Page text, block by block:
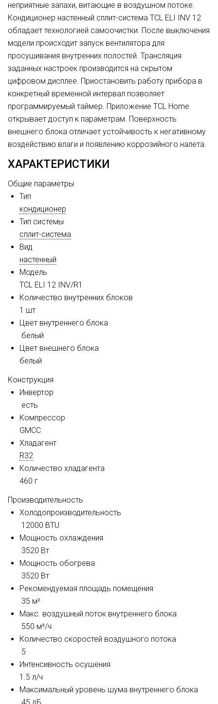
неприятные запахи, витающие в воздушном потоке.
Кондиционер настенный сплит-система TCL ELI INV 12
обладает технологией самоочистки. После выключения
модели происходит запуск вентилятора для
просушивания внутренних полостей. Трансляция
заданных настроек производится на скрытом
цифровом дисплее. Приостановить работу прибора в
конкретный временной интервал позволяет
программируемый таймер. Приложение TCL Home
открывает доступ к параметрам. Поверхность
внешнего блока отличает устойчивость к негативному
воздействию влаги и появлению коррозийного налета.
ХАРАКТЕРИСТИКИ
Общие параметры
Тип
кондиционер
Тип системы
сплит-система
Вид
настенный
Модель
TCL ELI 12 INV/R1
Количество внутренних блоков
1 шт
Цвет внутреннего блока
белый
Цвет внешнего блока
белый
Конструкция
Инвертор
есть
Компрессор
GMCC
Хладагент
R32
Количество хладагента
460 г
Производительность
Холодопроизводительность
12000 BTU
Мощность охлаждения
3520 Вт
Мощность обогрева
3520 Вт
Рекомендуемая площадь помещения
35 м²
Макс. воздушный поток внутреннего блока
550 м³/ч
Количество скоростей воздушного потока
5
Интенсивность осушения
1.5 л/ч
Максимальный уровень шума внутреннего блока